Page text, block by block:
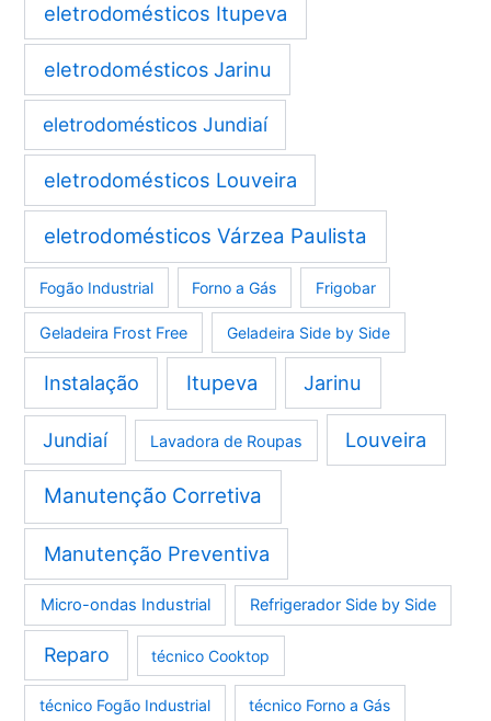
eletrodomésticos Itupeva
eletrodomésticos Jarinu
eletrodomésticos Jundiaí
eletrodomésticos Louveira
eletrodomésticos Várzea Paulista
Fogão Industrial Forno a Gás Frigobar
Geladeira Frost Free Geladeira Side by Side
Instalação Itupeva Jarinu
Jundiaí Lavadora de Roupas Louveira
Manutenção Corretiva
Manutenção Preventiva
Micro-ondas Industrial Refrigerador Side by Side
Reparo técnico Cooktop
técnico Fogão Industrial técnico Forno a Gás